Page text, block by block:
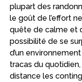
plupart des
le goût de l’effort
quête de calme et
possibilité de se
d’un
tracas du
distance les